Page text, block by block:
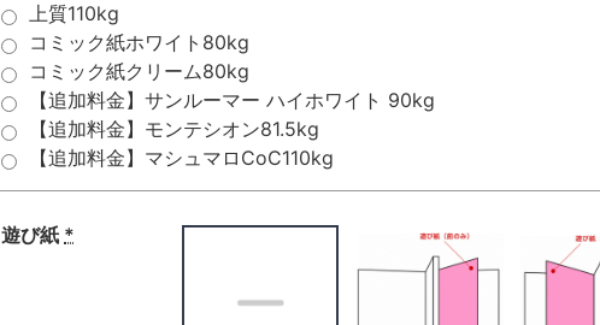
上質110kg
コミック紙ホワイト80kg
コミック紙クリーム80kg
【追加料金】サンルーマー ハイホワイト 90kg
【追加料金】モンテシオン81.5kg
【追加料金】マシュマロCoC110kg
遊び紙 *